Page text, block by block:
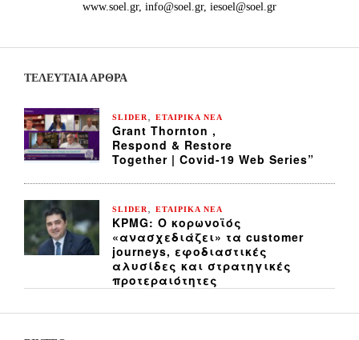
www.soel.gr, info@soel.gr, iesoel@soel.gr
ΤΕΛΕΥΤΑΙΑ ΆΡΘΡΑ
SLIDER ΕΤΑΙΡΙΚΑ ΝΕΑ
Grant Thornton ,
Respond & Restore
Together | Covid-19 Web Series”
SLIDER ΕΤΑΙΡΙΚΑ ΝΕΑ
KPMG: Ο κορωνοϊός
«ανασχεδιάζει» τα customer
journeys, εφοδιαστικές
αλυσίδες και στρατηγικές
προτεραιότητες